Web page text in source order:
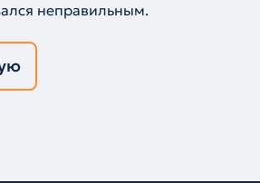
неправильным.